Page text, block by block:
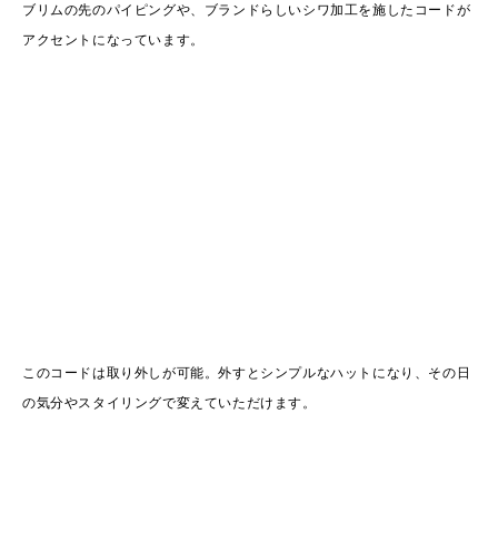
ブリムの先のパイピングや、ブランドらしいシワ加工を施したコードが
アクセントになっています。
このコードは取り外しが可能。外すとシンプルなハットになり、その日
の気分やスタイリングで変えていただけます。